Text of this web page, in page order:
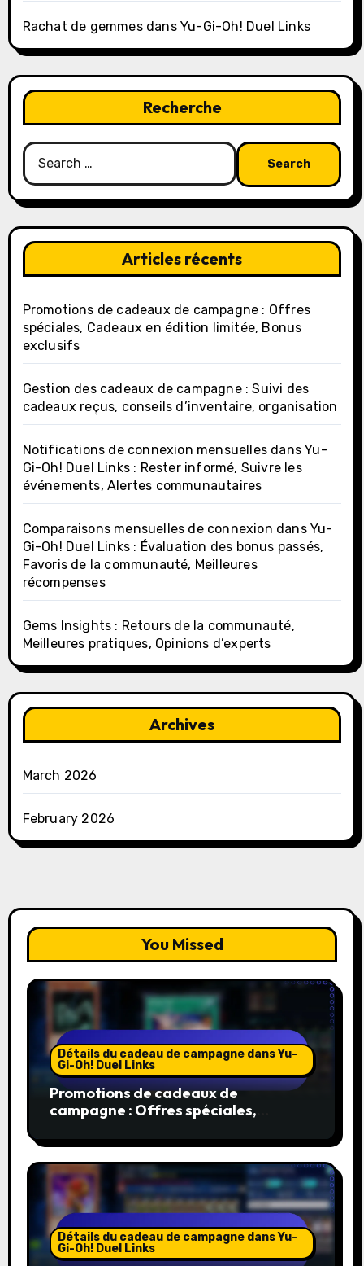
Rachat de gemmes dans Yu-Gi-Oh! Duel Links
Recherche
Search
for:
Articles récents
Promotions de cadeaux de campagne : Offres
spéciales, Cadeaux en édition limitée, Bonus
exclusifs
Gestion des cadeaux de campagne : Suivi des
cadeaux reçus, conseils d’inventaire, organisation
Notifications de connexion mensuelles dans Yu-
Gi-Oh! Duel Links : Rester informé, Suivre les
événements, Alertes communautaires
Comparaisons mensuelles de connexion dans Yu-
Gi-Oh! Duel Links : Évaluation des bonus passés,
Favoris de la communauté, Meilleures
récompenses
Gems Insights : Retours de la communauté,
Meilleures pratiques, Opinions d’experts
Archives
March 2026
February 2026
You Missed
Détails du cadeau de campagne dans Yu-
Gi-Oh! Duel Links
Promotions de cadeaux de
campagne : Offres spéciales,
exclusifs
Détails du cadeau de campagne dans Yu-
Gi-Oh! Duel Links